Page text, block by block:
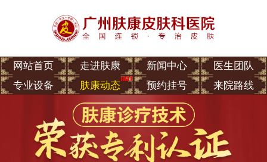
网站首页 走进肤康 新闻中心
医生团队
专业设备
肤康动态 预约挂号 来院路线